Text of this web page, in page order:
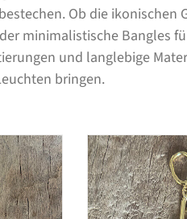
Ob die ikonischen
minimalistische Bangles
und langlebige
bringen.